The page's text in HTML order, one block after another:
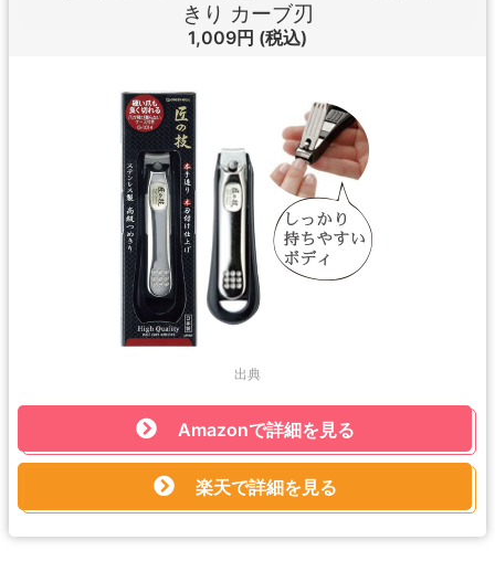
きり カーブ刃
1,009円 (税込)
出典
Amazonで詳細を見る
楽天で詳細を見る